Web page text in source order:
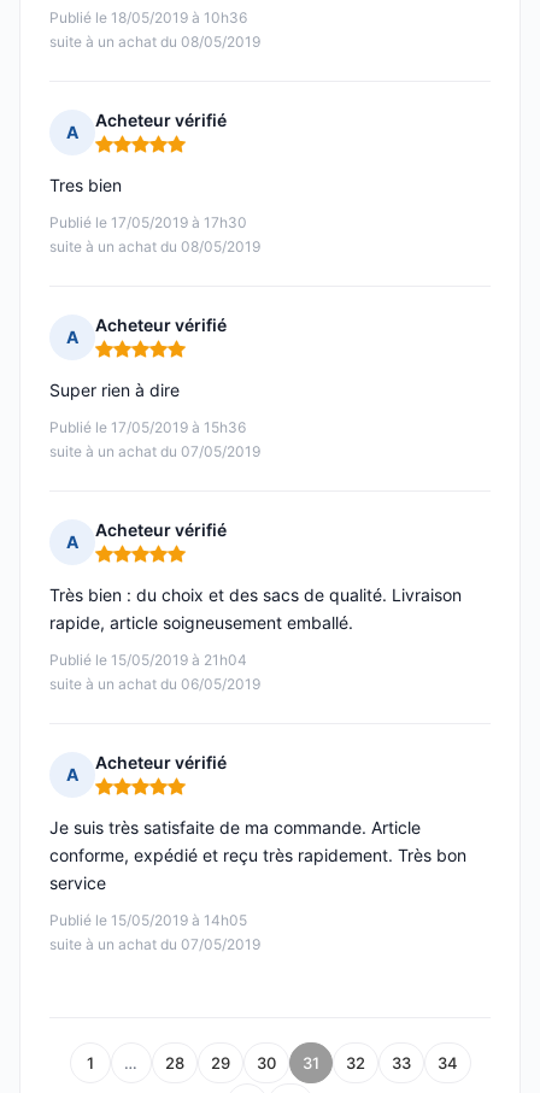
Publié le 18/05/2019 à 10h36
suite à un achat du 08/05/2019
A
Acheteur vérifié
Note : 5 sur 5
Publié le 17/05/2019 à 17h30
suite à un achat du 08/05/2019
Tres bien
A
Acheteur vérifié
Note : 5 sur 5
Publié le 17/05/2019 à 15h36
suite à un achat du 07/05/2019
Super rien à dire
A
Acheteur vérifié
Note : 5 sur 5
Publié le 15/05/2019 à 21h04
suite à un achat du 06/05/2019
Très bien : du choix et des sacs de qualité. Livraison
rapide, article soigneusement emballé.
A
Acheteur vérifié
Note : 5 sur 5
Publié le 15/05/2019 à 14h05
suite à un achat du 07/05/2019
Je suis très satisfaite de ma commande. Article
conforme, expédié et reçu très rapidement. Très bon
service
1 … 28 29 30 31 32 33 34